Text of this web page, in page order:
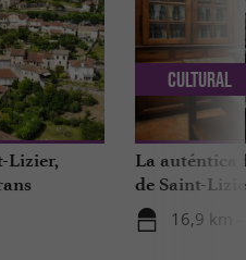
Lizier,
La auténtica
de Saint-
de Francia
16,9 km
Cultural